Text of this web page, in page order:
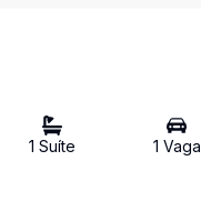
1 Suíte 1 Vaga